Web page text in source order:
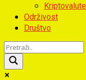
Kriptovalute
Održivost
Društvo